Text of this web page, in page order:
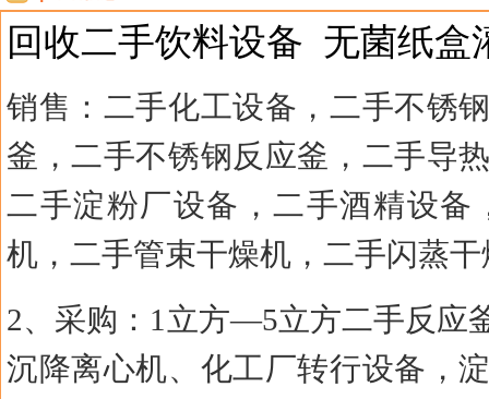
回收二手饮料设备 无菌纸盒
销售：二手化工设备，二手不锈
釜，二手不锈钢反应釜，二手导
二手淀粉厂设备，二手酒精设
机，二手管束干燥机，二手闪蒸
2、采购：1立方—5立方二手反应
沉降离心机、化工厂转行设备，